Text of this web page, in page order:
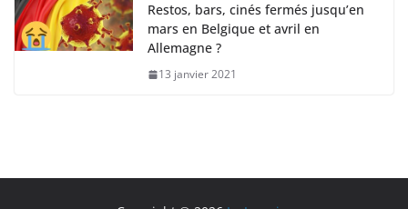
Restos, bars, cinés fermés jusqu’en
mars en Belgique et avril en
Allemagne ?
13 janvier 2021